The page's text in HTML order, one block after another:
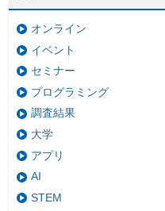
オンライン
イベント
セミナー
プログラミング
調査結果
大学
アプリ
AI
STEM